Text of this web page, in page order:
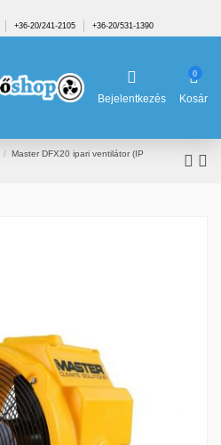
+36-20/241-2105 +36-20/531-1390
Bejelentkezés
0
Kosár
Master DFX20 ipari ventilátor (IP